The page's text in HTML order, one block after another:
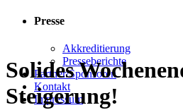
Presse
Akkreditierung
Presseberichte
Partner/Sponsoren
Kontakt
Impressum
Solides
Steigerung!